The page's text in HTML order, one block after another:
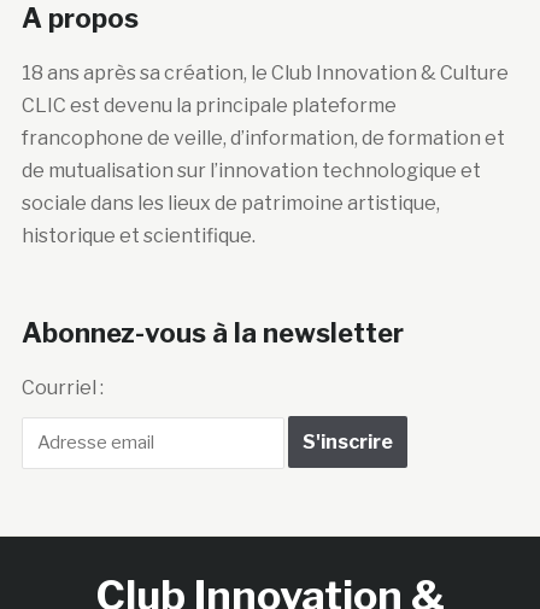
A propos
18 ans après sa création, le Club Innovation & Culture
CLIC est devenu la principale plateforme
francophone de veille, d’information, de formation et
de mutualisation sur l’innovation technologique et
sociale dans les lieux de patrimoine artistique,
historique et scientifique.
Abonnez-vous à la newsletter
Courriel :
Club Innovation &